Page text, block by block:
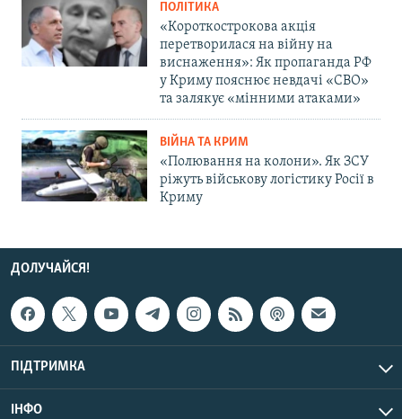
ПОЛІТИКА
«Короткострокова акція
перетворилася на війну на
виснаження»: Як пропаганда РФ
у Криму пояснює невдачі «СВО»
та залякує «мінними атаками»
ВІЙНА ТА КРИМ
«Полювання на колони». Як ЗСУ
ріжуть військову логістику Росії в
Криму
ДОЛУЧАЙСЯ!
ПІДТРИМКА
ІНФО